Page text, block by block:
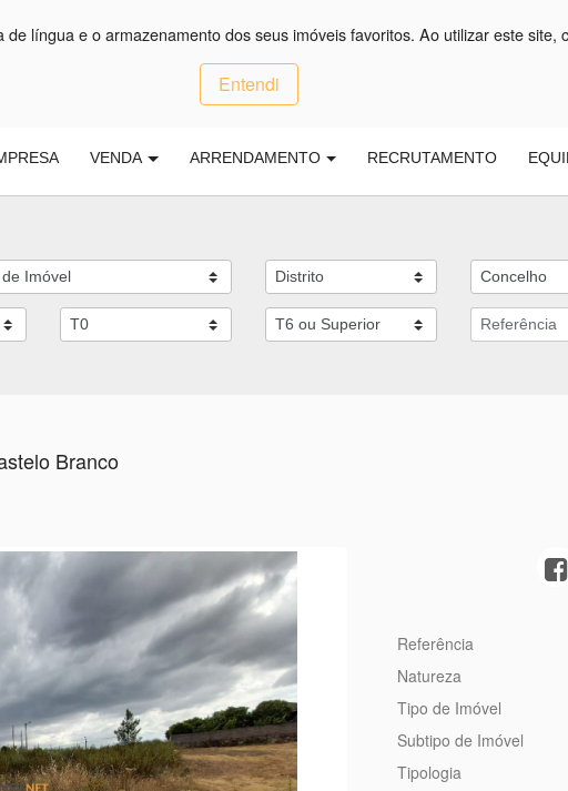
língua e o armazenamento dos seus imóveis favoritos. Ao utilizar este site,
Entendi
VENDA ARRENDAMENTO RECRUTAMENTO
Branco
Referência
Natureza
Tipo de Imóvel
Subtipo de Imóvel
Tipologia